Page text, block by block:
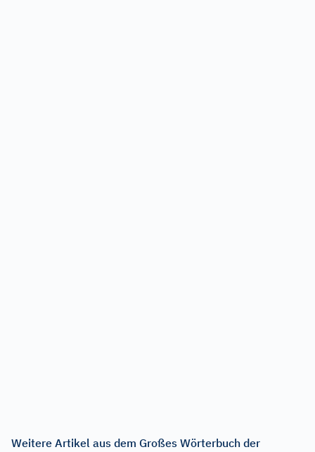
Weitere Artikel aus dem Großes Wörterbuch der